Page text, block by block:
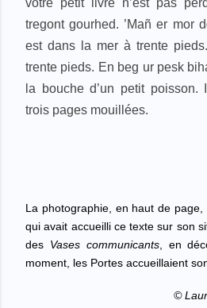
votre petit livre n’est pas
tregont gourhed. ’Mañ er mor
est dans la mer à trente
trente pieds. En beg ur pesk
la bouche d’un petit
trois pages mouillées.
La photographie, en haut de
qui avait accueilli ce texte sur son
des Vases communicants, en
moment, les Portes accueillaient
©